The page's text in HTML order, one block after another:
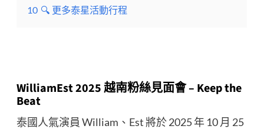
10 🔍 更多泰星活動行程
WilliamEst 2025 越南粉絲見面會 – Keep the
Beat
泰國人氣演員 William、Est 將於 2025 年 10 月 25